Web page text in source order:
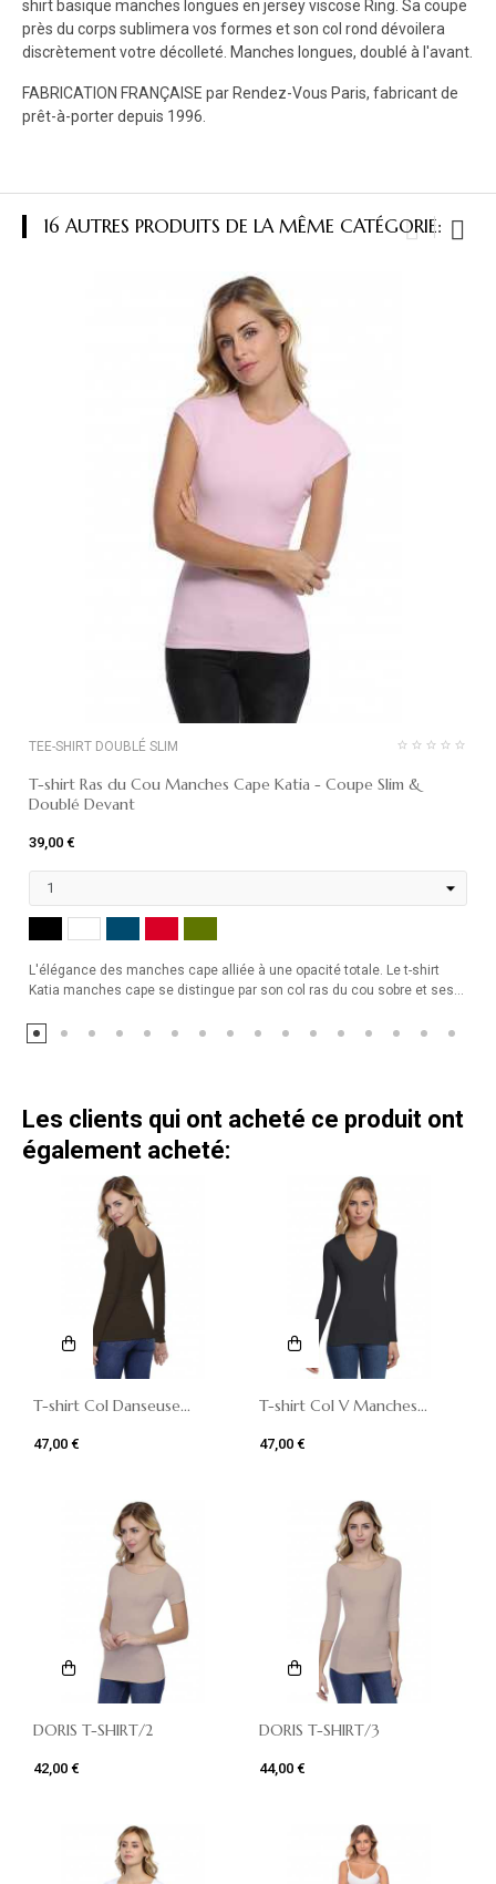
shirt basique manches longues en jersey viscose Ring. Sa coupe
près du corps sublimera vos formes et son col rond dévoilera
discrètement votre décolleté. Manches longues, doublé à l'avant.
FABRICATION FRANÇAISE par Rendez-Vous Paris, fabricant de
prêt-à-porter depuis 1996.
16 AUTRES PRODUITS DE LA MÊME CATÉGORIE:
TEE-SHIRT DOUBLÉ SLIM
T-shirt Ras du Cou Manches Cape Katia - Coupe Slim &
Doublé Devant
39,00 €
L'élégance des manches cape alliée à une opacité totale. Le t-shirt
Katia manches cape se distingue par son col ras du cou sobre et ses...
Les clients qui ont acheté ce produit ont
également acheté:
T-shirt Col Danseuse...
47,00 €
T-shirt Col V Manches...
47,00 €
DORIS T-SHIRT/2
42,00 €
DORIS T-SHIRT/3
44,00 €